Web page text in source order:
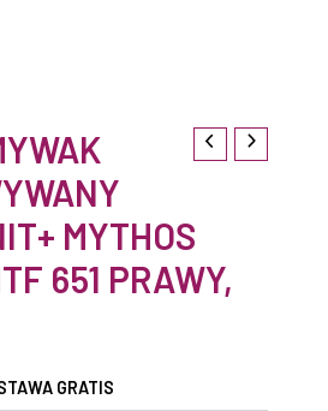
MYTHOS
651 PRAWY,
GRATIS